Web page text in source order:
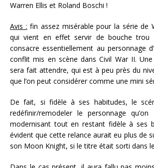
Warren Ellis et Roland Boschi !
Avis : fin assez misérable pour la série de
qui vient en effet servir de bouche
consacre essentiellement au personnage
conflit mis en scène dans Civil War II.
sera fait attendre, qui est à peu près du
que l’on peut considérer comme une mini
De fait, si fidèle à ses habitudes, le
redéfinir/remodeler le personnage
modernisant tout en restant fidèle à ses
évident que cette relance aurait eu plus de
son Moon Knight, si le titre était sorti dans